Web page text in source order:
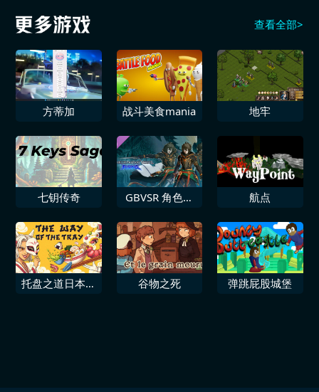
查看全部>
方蒂加 战斗美食mania 地牢
七钥传奇
GBVSR 角色颜
航点
托盘之道日本料
谷物之死 弹跳屁股城堡